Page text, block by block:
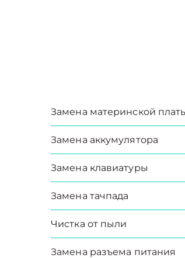
Замена материнской
Замена аккумулятора
Замена клавиатуры
Замена тачпада
Чистка от пыли
Замена разъема питания